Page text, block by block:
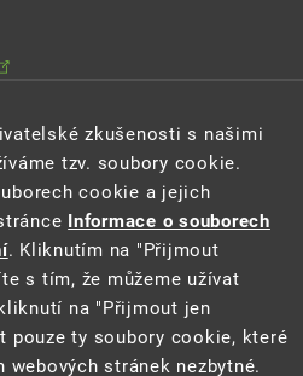
zkušenosti s našimi
tzv. soubory cookie.
cookie a jejich
Informace o souborech
. Kliknutím na "Přijmout
s tím, že můžeme užívat
na "Přijmout jen
pouze ty soubory cookie, které
stránek nezbytné.